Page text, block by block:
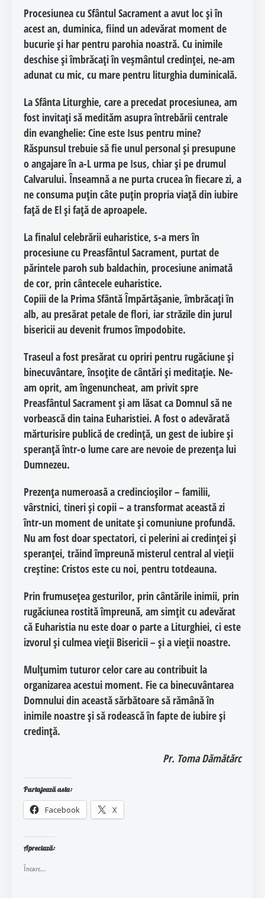
Procesiunea cu Sfântul Sacrament a avut loc și în
acest an, duminica, fiind un adevărat moment de
bucurie și har pentru parohia noastră. Cu inimile
deschise și îmbrăcați în veșmântul credinței, ne-am
adunat cu mic, cu mare pentru liturghia duminicală.
La Sfânta Liturghie, care a precedat procesiunea, am
fost invitați să medităm asupra întrebării centrale
din evanghelie: Cine este Isus pentru mine?
Răspunsul trebuie să fie unul personal și presupune
o angajare în a-L urma pe Isus, chiar și pe drumul
Calvarului. Înseamnă a ne purta crucea în fiecare zi, a
ne consuma puțin câte puțin propria viață din iubire
față de El și față de aproapele.
La finalul celebrării euharistice, s-a mers în
procesiune cu Preasfântul Sacrament, purtat de
părintele paroh sub baldachin, procesiune animată
de cor, prin cântecele euharistice.
Copiii de la Prima Sfântă Împărtășanie, îmbrăcați în
alb, au presărat petale de flori, iar străzile din jurul
bisericii au devenit frumos împodobite.
Traseul a fost presărat cu opriri pentru rugăciune și
binecuvântare, însoțite de cântări și meditație. Ne-
am oprit, am îngenuncheat, am privit spre
Preasfântul Sacrament și am lăsat ca Domnul să ne
vorbească din taina Euharistiei. A fost o adevărată
mărturisire publică de credință, un gest de iubire și
speranță într-o lume care are nevoie de prezența lui
Dumnezeu.
Prezența numeroasă a credincioșilor – familii,
vârstnici, tineri și copii – a transformat această zi
într-un moment de unitate și comuniune profundă.
Nu am fost doar spectatori, ci pelerini ai credinței și
speranței, trăind împreună misterul central al vieții
creștine: Cristos este cu noi, pentru totdeauna.
Prin frumusețea gesturilor, prin cântările inimii, prin
rugăciunea rostită împreună, am simțit cu adevărat
că Euharistia nu este doar o parte a Liturghiei, ci este
izvorul și culmea vieții Bisericii – și a vieții noastre.
Mulțumim tuturor celor care au contribuit la
organizarea acestui moment. Fie ca binecuvântarea
Domnului din această sărbătoare să rămână în
inimile noastre și să rodească în fapte de iubire și
credință.
Pr. Toma Dămătărc
Partajează asta:
Facebook X
Apreciază:
Încarc...